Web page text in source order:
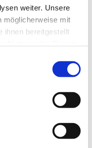
weiter. Unsere
möglicherweise mit
ihnen bereitgestellt